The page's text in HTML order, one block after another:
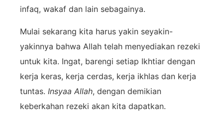
infaq, wakaf dan lain sebagainya.
Mulai sekarang kita harus yakin seyakin-
yakinnya bahwa Allah telah menyediakan rezeki
untuk kita. Ingat, barengi setiap Ikhtiar dengan
kerja keras, kerja cerdas, kerja ikhlas dan kerja
tuntas. Insyaa Allah, dengan demikian
keberkahan rezeki akan kita dapatkan.